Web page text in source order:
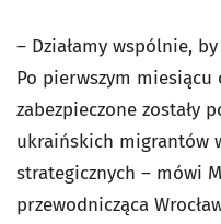
– Działamy wspólnie,
Po pierwszym
zabezpieczone zostały
ukraińskich migrantów
strategicznych – mówi
przewodnicząca